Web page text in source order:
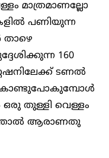
മാത്രമാണല്ലോ
പണിയുന്ന
താഴെ
160
ടണൽ
കൊണ്ടുപോകുമ്പോൾ
ഒരു തുള്ളി വെള്ളം
ആരാണതു